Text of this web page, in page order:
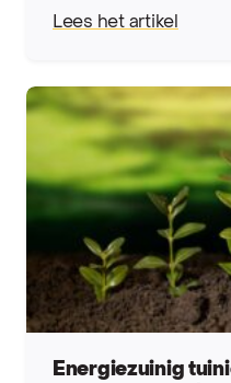
Lees het artikel
Energiezuinig